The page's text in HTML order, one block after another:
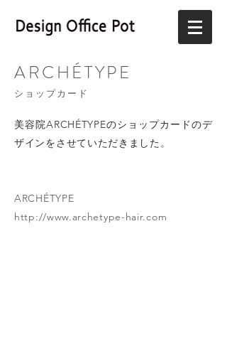
ARCHÉTYPE
​ショップカード
美容院ARCHÉTYPEのショップカードのデ
ザインをさせていただきました。
ARCHÉTYPE
http://www.archetype-hair.com